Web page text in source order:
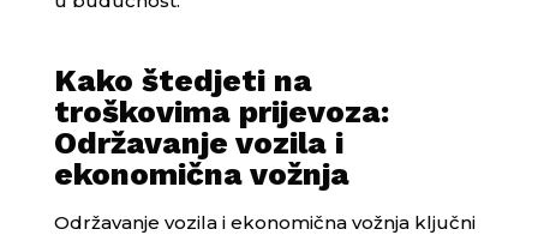
Kako štedjeti na
troškovima prijevoza:
Održavanje vozila i
ekonomična vožnja
Održavanje vozila i ekonomična vožnja ključni